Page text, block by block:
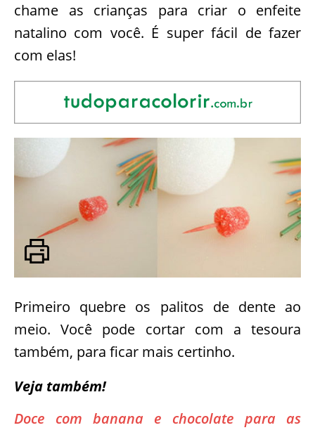
chame as crianças para criar o enfeite
natalino com você. É super fácil de fazer
com elas!
Primeiro quebre os palitos de dente ao
meio. Você pode cortar com a tesoura
também, para ficar mais certinho.
Veja também!
Doce com banana e chocolate para as